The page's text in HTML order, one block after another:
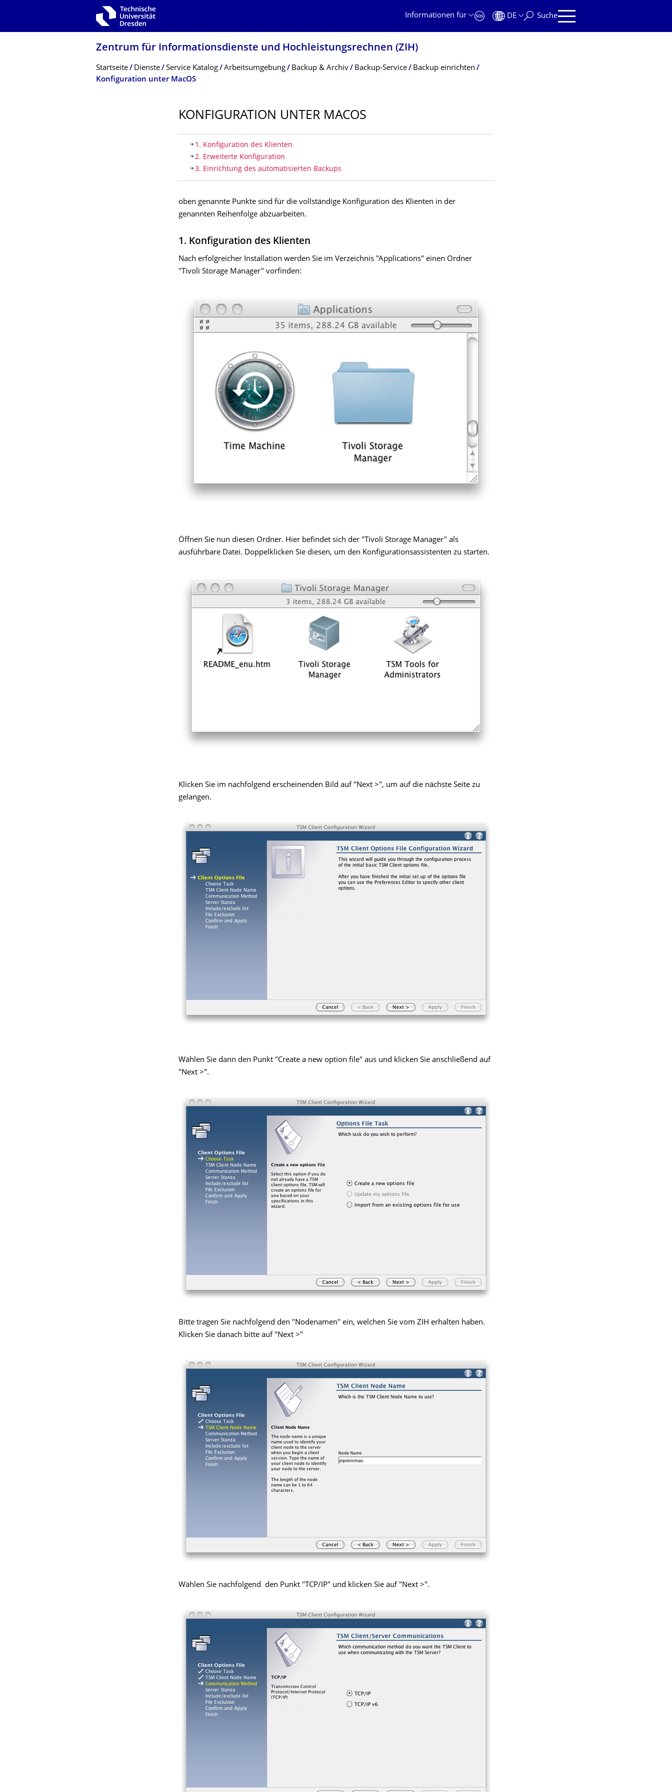
Zur Hauptnavigation springen
Informationen für
DE Suche
Zentrum für Informations­dienste und Hochleistungs­rechnen (ZIH)
Breadcrumb-Menü
Startseite Dienste Service Katalog Arbeitsumgebung Backup & Archiv Backup-Service
Backup einrichten
Konfiguration unter MacOS
KONFIGURATION UNTER MACOS
Inhaltsverzeichnis
1. Konfiguration des Klienten
2. Erweiterte Konfiguration
3. Einrichtung des automatisierten Backups
oben genannte Punkte sind für die vollständige Konfiguration des Klienten in der
genannten Reihenfolge abzuarbeiten.
1. Konfiguration des Klienten
Nach erfolgreicher Installation werden Sie im Verzeichnis "Applications" einen Ordner
"Tivoli Storage Manager" vorfinden:
Öffnen Sie nun diesen Ordner. Hier befindet sich der "Tivoli Storage Manager" als
ausführbare Datei. Doppelklicken Sie diesen, um den Konfigurationsassistenten zu starten.
Klicken Sie im nachfolgend erscheinenden Bild auf "Next >", um auf die nächste Seite zu
gelangen.
Wählen Sie dann den Punkt "Create a new option file" aus und klicken Sie anschließend auf
"Next >".
Bitte tragen Sie nachfolgend den "Nodenamen" ein, welchen Sie vom ZIH erhalten haben.
Klicken Sie danach bitte auf "Next >"
Wählen Sie nachfolgend den Punkt "TCP/IP" und klicken Sie auf "Next >".